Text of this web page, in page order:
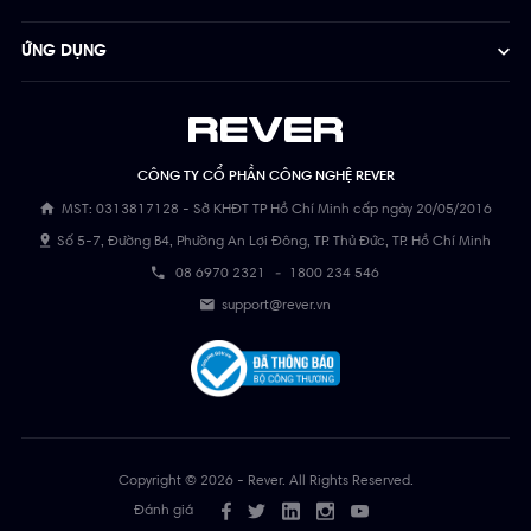
CÔNG TY CỔ PHẦN CÔNG NGHỆ REVER
MST: 0313817128 - Sở KHĐT TP Hồ Chí Minh cấp ngày 20/05/2016
Số 5-7, Đường B4, Phường An Lợi Đông, TP. Thủ Đức, TP. Hồ Chí Minh
08 6970 2321 - 1800 234 546
support@rever.vn
ỨNG DỤNG
Copyright © 2026 - Rever. All Rights Reserved.
Đánh giá